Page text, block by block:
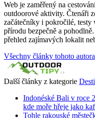
Web je zaměřený na
outdoorové aktivity. Čtenáři
začátečníky i pokročilé,
přírodu bezpečně a
přehled zajímavých lokalit
Všechny články tohoto
Další články z kategorie
Indonéské Bali v roce
kde moře hřeje jako
Tohle rakouské